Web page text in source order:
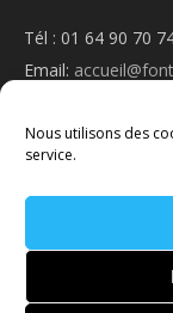
Nous utilisons des
service.
Tél : 01 64 90 70
Email:
LÉGALES